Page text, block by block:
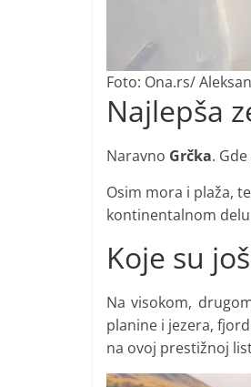
Foto: Ona.rs/
Najlepša
Naravno Grčka.
Osim mora i plaža,
kontinentalnom
Koje su
Na visokom,
planine i jezera,
na ovoj prestižnoj